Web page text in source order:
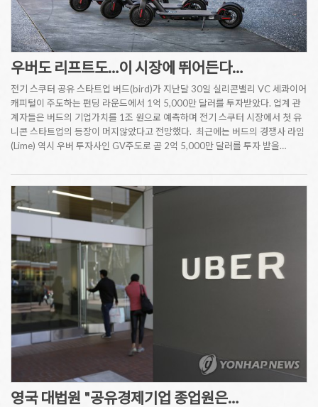
우버도 리프트도…이 시장에 뛰어든다…
전기 스쿠터 공유 스타트업 버드(bird)가 지난달 30일 실리콘밸리 VC 세콰이어
캐피털이 주도하는 펀딩 라운드에서 1억 5,000만 달러를 투자받았다. 업계 관
계자들은 버드의 기업가치를 1조 원으로 예측하며 전기 스쿠터 시장에서 첫 유
니콘 스타트업의 등장이 머지않았다고 전망했다. 최근에는 버드의 경쟁사 라임
(Lime) 역시 우버 투자사인 GV주도로 곧 2억 5,000만 달러를 투자 받을…
영국 대법원 "공유경제기업 종업원은…